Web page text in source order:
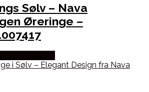
Sølv – Nava
Øreringe –